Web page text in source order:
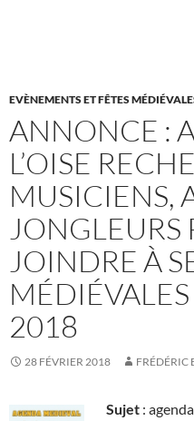
EVÈNEMENTS ET FÊTES
ANNONCE :
L’OISE
MUSICIENS,
JONGLEURS
JOINDRE À
2018
28 FÉVRIER 2018 FRÉDÉRIC
Sujet :